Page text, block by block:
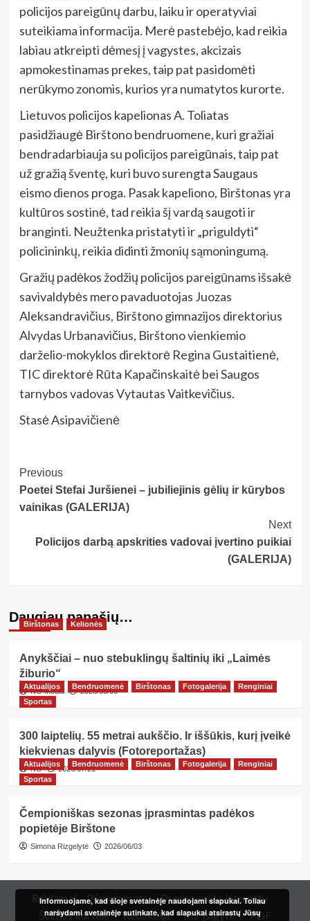
policijos pareigūnų darbu, laiku ir operatyviai
suteikiama informacija. Merė pastebėjo, kad reikia
labiau atkreipti dėmesį į vagystes, akcizais
apmokestinamas prekes, taip pat pasidomėti
nerūkymo zonomis, kurios yra numatytos kurorte.
Lietuvos policijos kapelionas A. Toliatas
pasidžiaugė Birštono bendruomene, kuri gražiai
bendradarbiauja su policijos pareigūnais, taip pat
už gražią šventę, kuri buvo surengta Saugaus
eismo dienos proga. Pasak kapeliono, Birštonas yra
kultūros sostinė, tad reikia šį vardą saugoti ir
branginti. Neužtenka pristatyti ir „priguldyti“
policininkų, reikia didinti žmonių sąmoningumą.
Gražių padėkos žodžių policijos pareigūnams išsakė
savivaldybės mero pavaduotojas Juozas
Aleksandravičius, Birštono gimnazijos direktorius
Alvydas Urbanavičius, Birštono vienkiemio
darželio-mokyklos direktorė Regina Gustaitienė,
TIC direktorė Rūta Kapačinskaitė bei Saugos
tarnybos vadovas Vytautas Vaitkevičius.
Stasė Asipavičienė
Post
Navigation
Previous
Poetei Stefai Juršienei – jubiliejinis gėlių ir kūrybos
vainikas (GALERIJA)
Next
Policijos darbą apskrities vadovai įvertino puikiai
(GALERIJA)
Daugiau panašių…
Birštonas Kelionės
Anykščiai – nuo stebuklingų šaltinių iki „Laimės
žiburio“
NG Media 2026/08/06
Aktualijos Bendruomenė Birštonas Fotogalerija
Renginiai
Sportas
300 laiptelių. 55 metrai aukščio. Ir iššūkis, kurį įveikė
kiekvienas dalyvis (Fotoreportažas)
NG 2026/07/21
Aktualijos Bendruomenė Birštonas Fotogalerija
Renginiai
Sportas
Čempioniškas sezonas įprasmintas padėkos
popietėje Birštone
Simona Rizgelytė 2026/06/03
Reklama Prenumerata
Prenumerata internetu
Šeimos kortelė
Redakcija Kur įsigyti? PDF
Informuojame, kad šioje svetainėje naudojami slapukai. Toliau
naršydami svetainėje sutinkate, kad slapukai atsirastų Jūsų